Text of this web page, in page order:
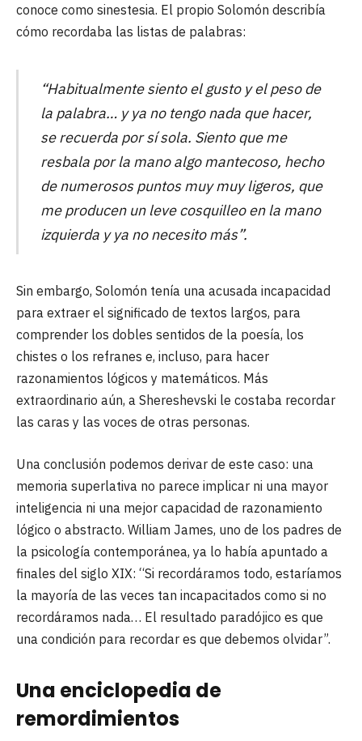
conoce como sinestesia. El propio Solomón describía
cómo recordaba las listas de palabras:
“Habitualmente siento el gusto y el peso de
la palabra… y ya no tengo nada que hacer,
se recuerda por sí sola. Siento que me
resbala por la mano algo mantecoso, hecho
de numerosos puntos muy muy ligeros, que
me producen un leve cosquilleo en la mano
izquierda y ya no necesito más”.
Sin embargo, Solomón tenía una acusada incapacidad
para extraer el significado de textos largos, para
comprender los dobles sentidos de la poesía, los
chistes o los refranes e, incluso, para hacer
razonamientos lógicos y matemáticos. Más
extraordinario aún, a Shereshevski le costaba recordar
las caras y las voces de otras personas.
Una conclusión podemos derivar de este caso: una
memoria superlativa no parece implicar ni una mayor
inteligencia ni una mejor capacidad de razonamiento
lógico o abstracto. William James, uno de los padres de
la psicología contemporánea, ya lo había apuntado a
finales del siglo XIX: “Si recordáramos todo, estaríamos
la mayoría de las veces tan incapacitados como si no
recordáramos nada… El resultado paradójico es que
una condición para recordar es que debemos olvidar”.
Una enciclopedia de
remordimientos